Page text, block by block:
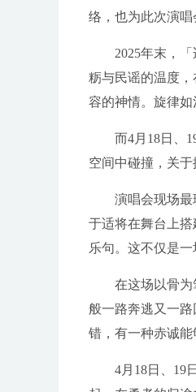
络，也为此次演唱
2025年末，
粝与民谣的温度
容的神情。旋律如
而4月18日、
空间中碰撞，关
演唱会现场最
于适将在舞台上
乐句。这不仅是
在这场以骨
般一路奔逃又一
错，有一种赤诚
4月18日、19